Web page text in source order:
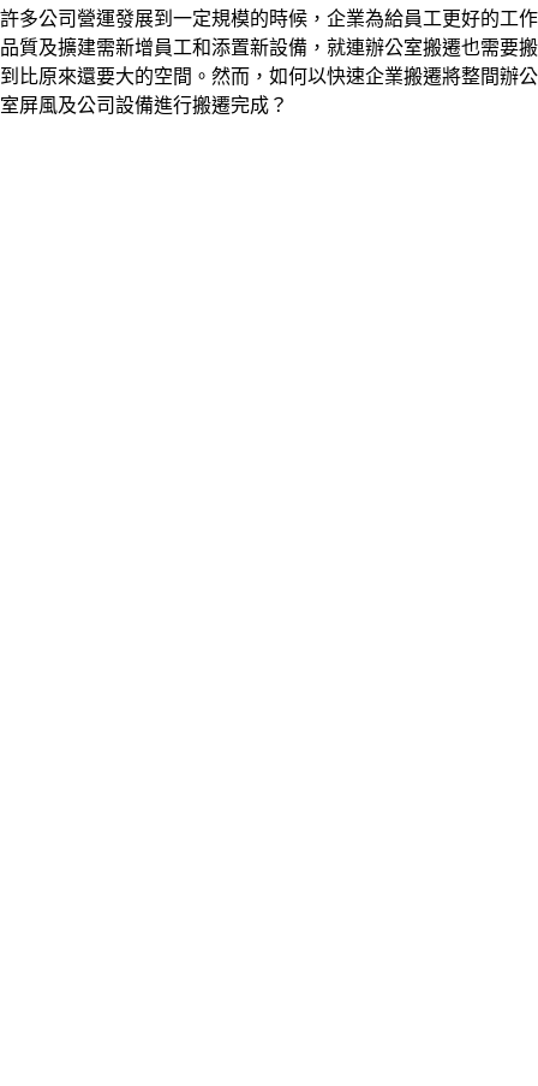
許多公司營運發展到一定規模的時候，企業為給員工更好的工作
品質及擴建需新增員工和添置新設備，就連辦公室搬遷也需要搬
到比原來還要大的空間。然而，如何以快速企業搬遷將整間辦公
室屏風及公司設備進行搬遷完成？